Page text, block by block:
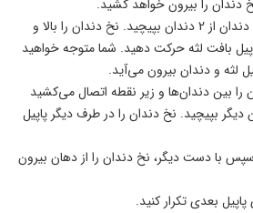
را بیرون خواهد کشید.
نخ دندان را دور یک دندان از 2 دندان بپیچید. نخ دندان را بالا و
بافت لثه حرکت دهید. شما متوجه خواهید
لثه و دندان بیرون می‌آید.
را بین دندان‌ها و زیر نقطه اتصال می‌کشید
دیگر بپیچید. نخ دندان را در طرف دیگر پاپیل
با دست دیگر، نخ دندان را از دهان بیرون
پاپیل بعدی تکرار کنید.